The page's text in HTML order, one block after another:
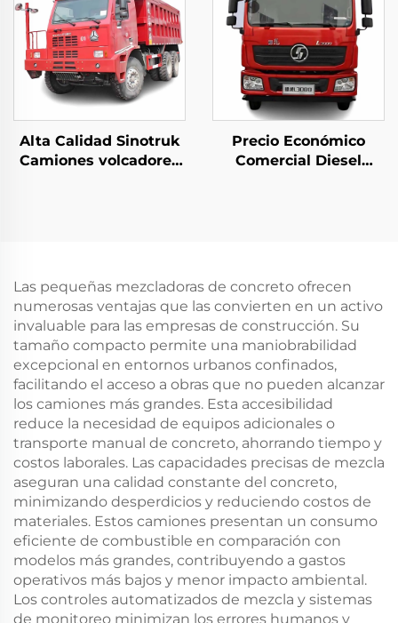
la Minería en Venta
Alta Calidad Sinotruk
Camiones volcadores
subterráneos Para la
venta
Precio Económico
Comercial Diesel
Las pequeñas mezcladoras de concreto ofrecen
numerosas ventajas que las convierten en un activo
invaluable para las empresas de construcción. Su
tamaño compacto permite una maniobrabilidad
excepcional en entornos urbanos confinados,
facilitando el acceso a obras que no pueden alcanzar
los camiones más grandes. Esta accesibilidad
reduce la necesidad de equipos adicionales o
transporte manual de concreto, ahorrando tiempo y
costos laborales. Las capacidades precisas de mezcla
aseguran una calidad constante del concreto,
minimizando desperdicios y reduciendo costos de
materiales. Estos camiones presentan un consumo
eficiente de combustible en comparación con
modelos más grandes, contribuyendo a gastos
operativos más bajos y menor impacto ambiental.
Los controles automatizados de mezcla y sistemas
de monitoreo minimizan los errores humanos y